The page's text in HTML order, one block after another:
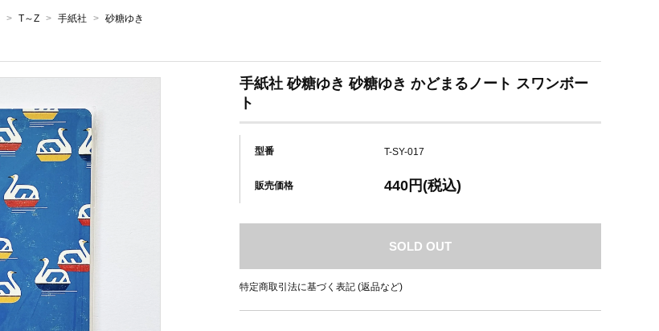
> T～Z > 手紙社 > 砂糖ゆき
手紙社 砂糖ゆき 砂糖ゆき かどまるノート スワンボー
ト
型番 T-SY-017
販売価格 440円(税込)
SOLD OUT
特定商取引法に基づく表記 (返品など)